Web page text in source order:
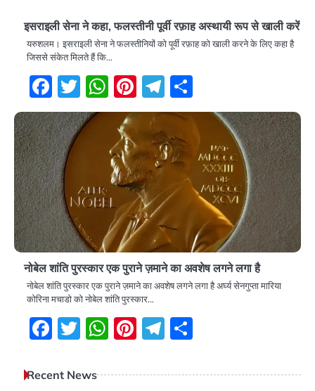
इसराइली सेना ने कहा, फलस्तीनी पूर्वी रफ़ाह अस्थायी रूप से खाली करें
यरुशलम। इसराइली सेना ने फलस्तीनियों को पूर्वी रफ़ाह को खाली करने के लिए कहा है
जिससे संकेत मिलते हैं कि…
Facebook
Twitter
WhatsApp
Pinterest
Telegram
नोबेल शांति पुरस्कार एक पुराने ज़माने का अवशेष लगने लगा है
नोबेल शांति पुरस्कार एक पुराने ज़माने का अवशेष लगने लगा है अर्घ्य सेनगुप्ता मारिया
कोरिना मचाडो को नोबेल शांति पुरस्कार…
Facebook
Twitter
WhatsApp
Pinterest
Telegram
Recent News